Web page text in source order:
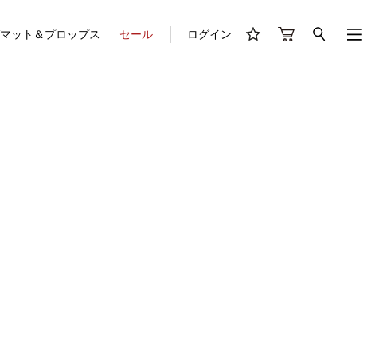
ット＆プロップス セール ログイン